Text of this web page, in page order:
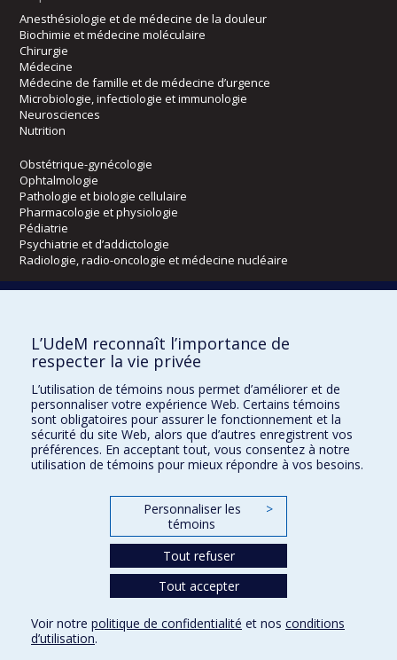
Anesthésiologie et de médecine de la douleur
Biochimie et médecine moléculaire
Chirurgie
Médecine
Médecine de famille et de médecine d’urgence
Microbiologie, infectiologie et immunologie
Neurosciences
Nutrition
Obstétrique-gynécologie
Ophtalmologie
Pathologie et biologie cellulaire
Pharmacologie et physiologie
Pédiatrie
Psychiatrie et d’addictologie
Radiologie, radio-oncologie et médecine nucléaire
Kinésiologie et des sciences de l’activité physique
Orthophonie et audiologie
Directions
DPC
CPASS
Urgence Vie privée
L’UdeM reconnaît l’importance de
respecter la vie privée
L’utilisation de témoins nous permet d’améliorer et de
personnaliser votre expérience Web. Certains témoins
sont obligatoires pour assurer le fonctionnement et la
sécurité du site Web, alors que d’autres enregistrent vos
préférences. En acceptant tout, vous consentez à notre
utilisation de témoins pour mieux répondre à vos besoins.
Personnaliser les
témoins
>
Tout refuser
Tout accepter
Voir notre politique de confidentialité et nos conditions
d’utilisation.